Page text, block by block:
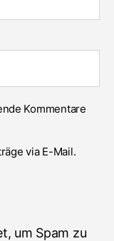
Kommentare
via E-Mail.
um Spam zu